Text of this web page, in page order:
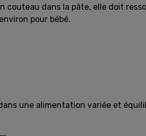
couteau dans la pâte, elle doit
pour bébé.
une alimentation variée et